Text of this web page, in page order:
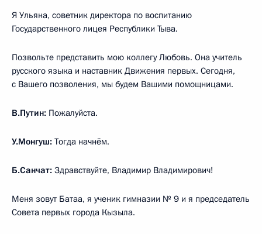
Я Ульяна, советник директора по воспитанию
Государственного лицея Республики Тыва.
Позвольте представить мою коллегу Любовь. Она учитель
русского языка и наставник Движения первых. Сегодня,
с Вашего позволения, мы будем Вашими помощницами.
В.Путин: Пожалуйста.
У.Монгуш: Тогда начнём.
Б.Санчат: Здравствуйте, Владимир Владимирович!
Меня зовут Батаа, я ученик гимназии № 9 и я председатель
Совета первых города Кызыла.